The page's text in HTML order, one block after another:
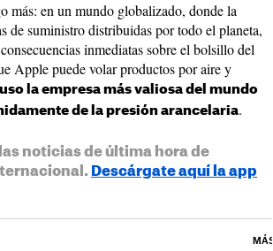
más: en un mundo globalizado, donde la
de suministro distribuidas por todo el planeta,
inmediatas sobre el bolsillo del
Apple puede volar productos por aire y
la empresa más valiosa del mundo
de la presión arancelaria.
noticias de última hora de
Descárgate aquí la app
MÁS